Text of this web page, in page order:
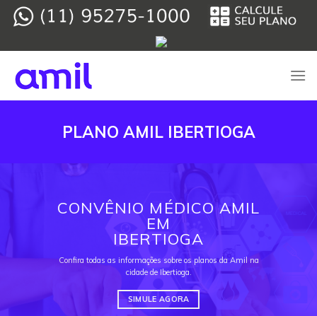
Skip
PLANO AMIL IBERTIOGA
CONVÊNIO MÉDICO AMIL
EM
IBERTIOGA
Confira todas as informações sobre os planos da Amil na
cidade de Ibertioga.
SIMULE AGORA